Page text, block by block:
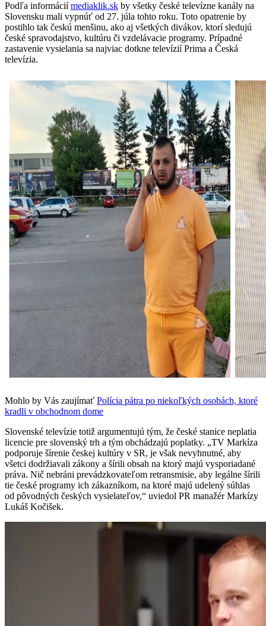
Podľa informáciímediaklik.sk by všetky české televízne kanály na
Slovensku mali vypnúť od 27. júla tohto roku. Toto opatrenie by
postihlo tak českú menšinu, ako aj všetkých divákov, ktorí sledujú
české spravodajstvo, kultúru či vzdelávacie programy. Prípadné
zastavenie vysielania sa najviac dotkne televízií Prima a Česká
televízia.
Mohlo by Vás zaujímať Polícia pátra po niekoľkých osobách, ktoré
kradli v obchodnom dome
Slovenské televízie totiž argumentujú tým, že české stanice neplatia
licencie pre slovenský trh a tým obchádzajú poplatky. „TV Markíza
podporuje šírenie českej kultúry v SR, je však nevyhnutné, aby
všetci dodržiavali zákony a šírili obsah na ktorý majú vysporiadané
práva. Nič nebráni prevádzkovateľom retransmisie, aby legálne šírili
tie české programy ich zákazníkom, na ktoré majú udelený súhlas
od pôvodných českých vysielateľov,“ uviedol PR manažér Markízy
Lukáš Kočišek.